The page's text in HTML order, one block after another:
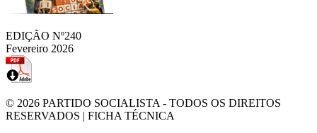
EDIÇÃO Nº240
Fevereiro 2026
© 2026 PARTIDO SOCIALISTA - TODOS OS DIREITOS
RESERVADOS | FICHA TÉCNICA